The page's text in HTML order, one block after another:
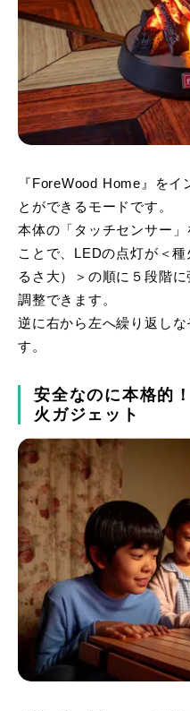
『ForeWood Home』をイ
とができるモードです。
本体の「タッチセンサー
ことで、LEDの点灯が＜
るさ大）＞の順に５段階
調整できます。
逆に右から左へ繰り返し
す。
安全なのに本格的
火ガジェット